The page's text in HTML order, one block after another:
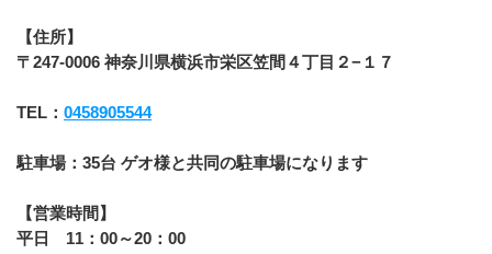
【住所】
〒247-0006 神奈川県横浜市栄区笠間４丁目２−１７
TEL： 0458905544
駐車場：35台 ゲオ様と共同の駐車場になります
【営業時間】
平日　11：00～20：00